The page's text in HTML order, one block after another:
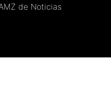
de Noticias